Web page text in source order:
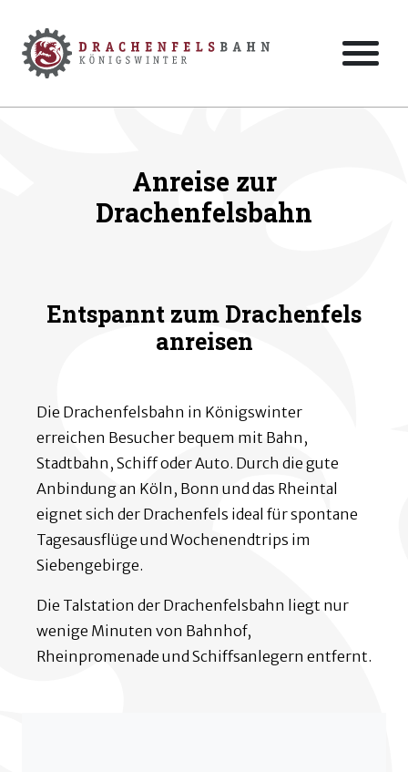
Zur Startseite navigieren
Anreise zur
Drachenfelsbahn
Entspannt zum Drachenfels
anreisen
Die Drachenfelsbahn in Königswinter
erreichen Besucher bequem mit Bahn,
Stadtbahn, Schiff oder Auto. Durch die gute
Anbindung an Köln, Bonn und das Rheintal
eignet sich der Drachenfels ideal für spontane
Tagesausflüge und Wochenendtrips im
Siebengebirge.
Die Talstation der Drachenfelsbahn liegt nur
wenige Minuten von Bahnhof,
Rheinpromenade und Schiffsanlegern entfernt.